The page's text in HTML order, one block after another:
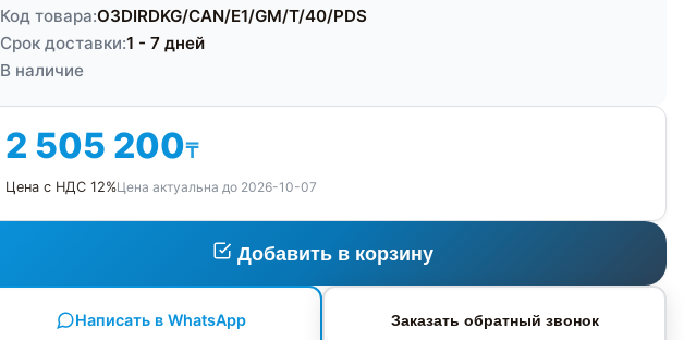
Код товара:O3DIRDKG/CAN/E1/GM/T/40/PDS
Срок доставки:1 - 7 дней
В наличие
2 505 200₸
Цена с НДС 12%Цена актуальна до 2026-10-07
Добавить в корзину
Написать в WhatsApp Заказать обратный звонок